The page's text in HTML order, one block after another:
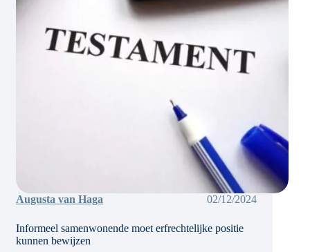
Augusta van Haga 02/12/2024
Informeel samenwonende moet erfrechtelijke positie
kunnen bewijzen